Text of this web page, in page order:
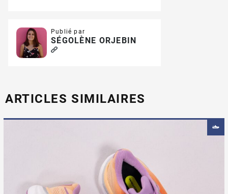
Publié par
SÉGOLÈNE ORJEBIN
ARTICLES SIMILAIRES